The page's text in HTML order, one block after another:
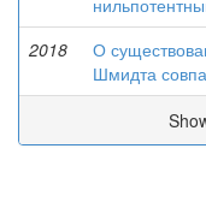
2018
О
Шмидта